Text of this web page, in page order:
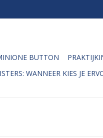
BUTTON
WANNEER KIES JE